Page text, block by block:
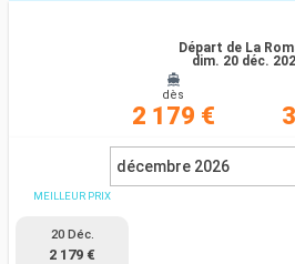
Départ de La
dim. 20 déc.
dès
2 179 €
décembre 2026
MEILLEUR PRIX
20 Déc.
2 179 €